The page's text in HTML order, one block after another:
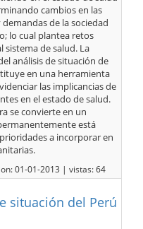
cambios en las
demandas de la sociedad
lo cual plantea retos
sistema de salud. La
análisis de situación de
en una herramienta
las implicancias de
en el estado de salud.
se convierte en un
está
a incorporar en
01-01-2013 | vistas: 64
situación del Perú